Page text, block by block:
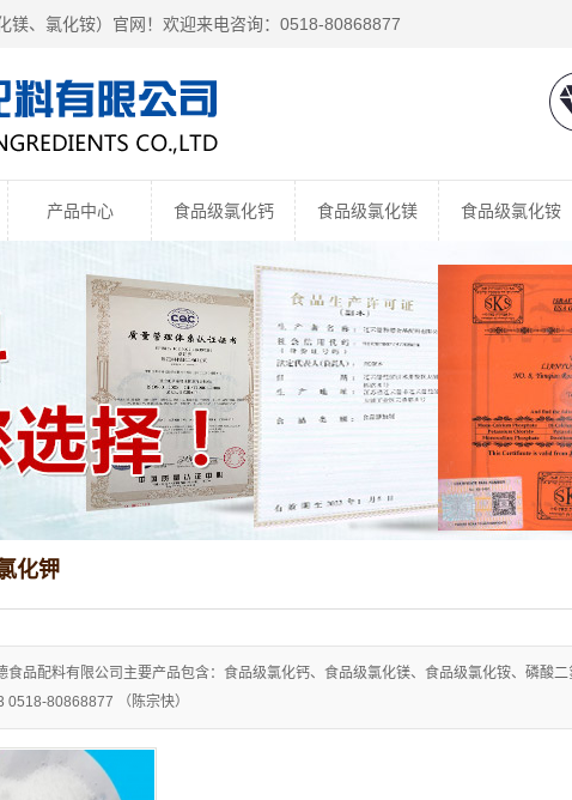
镁、 氯化铵）官网！欢迎来电咨询：0518-80868877
产品中心 食品级氯化钙 食品级氯化镁 食品级氯化铵
化钾
食品配料有限公司主要产品包含：食品级氯化钙、食品级氯化镁、食品级氯化铵、磷酸
0518-80868877 （陈宗快）